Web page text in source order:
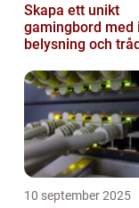
Skapa ett unikt
gamingbord med
belysning och
10 september 2025